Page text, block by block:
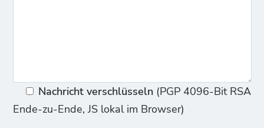
Nachricht verschlüsseln(PGP 4096-Bit RSA
Ende-zu-Ende, JS lokal im Browser)